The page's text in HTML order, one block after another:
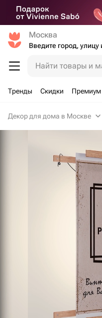
Москва
Найти товары и
Тренды Скидки Премиум
Декор для дома в Москве